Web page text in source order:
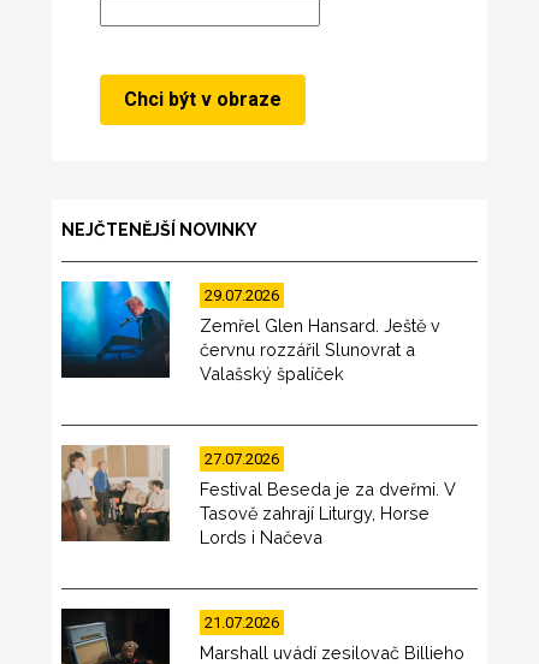
NEJČTENĚJŠÍ NOVINKY
29.07.2026
Zemřel Glen Hansard. Ještě v
červnu rozzářil Slunovrat a
Valašský špalíček
27.07.2026
Festival Beseda je za dveřmi. V
Tasově zahrají Liturgy, Horse
Lords i Načeva
21.07.2026
Marshall uvádí zesilovač Billieho